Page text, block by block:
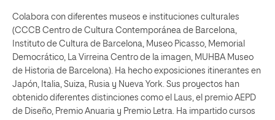
Colabora con diferentes museos e instituciones culturales
(CCCB Centro de Cultura Contemporánea de Barcelona,
Instituto de Cultura de Barcelona, Museo Picasso, Memorial
Democrático, La Virreina Centro de la imagen, MUHBA Museo
de Historia de Barcelona). Ha hecho exposiciones itinerantes en
Japón, Italia, Suiza, Rusia y Nueva York. Sus proyectos han
obtenido diferentes distinciones como el Laus, el premio AEPD
de Diseño, Premio Anuaria y Premio Letra. Ha impartido cursos